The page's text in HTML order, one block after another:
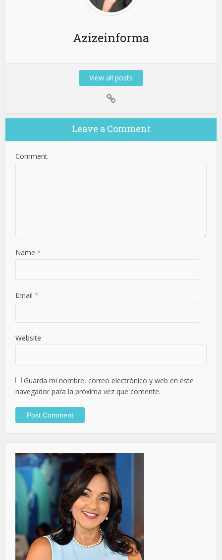
Azizeinforma
View all posts
Leave a Comment
Comment
Name *
Email *
Website
Guarda mi nombre, correo electrónico y web en este
navegador para la próxima vez que comente.